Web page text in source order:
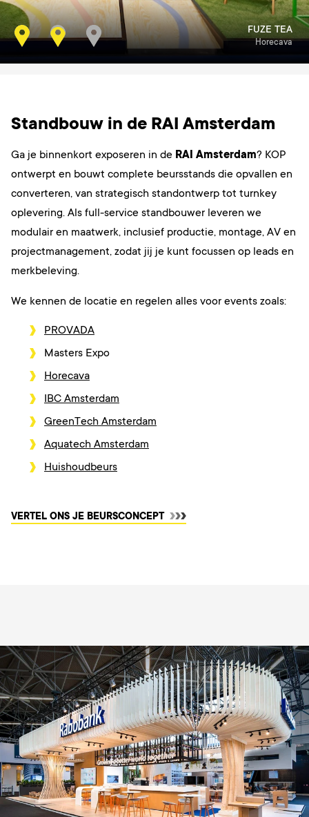
FUZE TEA
Horecava
PLEGT VOS
RAI Amsterdam
Standbouw in de RAI Amsterdam
Ga je binnenkort exposeren in de RAI Amsterdam? KOP
ontwerpt en bouwt complete beursstands die opvallen en
converteren, van strategisch standontwerp tot turnkey
oplevering. Als full-service standbouwer leveren we
modulair en maatwerk, inclusief productie, montage, AV en
projectmanagement, zodat jij je kunt focussen op leads en
merkbeleving.
We kennen de locatie en regelen alles voor events zoals:
PROVADA
Masters Expo
Horecava
IBC Amsterdam
GreenTech Amsterdam
Aquatech Amsterdam
Huishoudbeurs
VERTEL ONS JE BEURSCONCEPT
AANMELDEN